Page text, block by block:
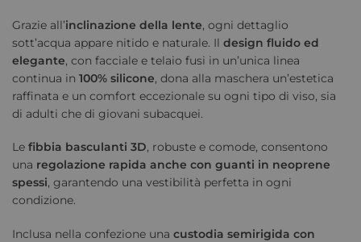
Grazie all’inclinazione della lente, ogni dettaglio
sott’acqua appare nitido e naturale. Il design fluido ed
elegante, con facciale e telaio fusi in un’unica linea
continua in 100% silicone, dona alla maschera un’estetica
raffinata e un comfort eccezionale su ogni tipo di viso, sia
di adulti che di giovani subacquei.
Le fibbia basculanti 3D, robuste e comode, consentono
una regolazione rapida anche con guanti in neoprene
spessi, garantendo una vestibilità perfetta in ogni
condizione.
Inclusa nella confezione una custodia semirigida con